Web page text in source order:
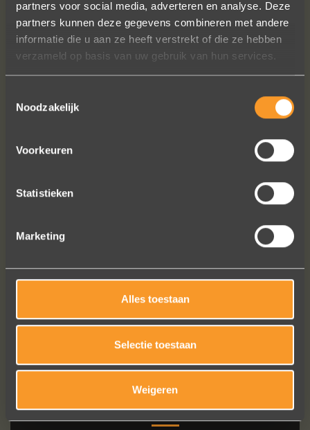
partners voor social media, adverteren en analyse. Deze
partners kunnen deze gegevens combineren met andere
informatie die u aan ze heeft verstrekt of die ze hebben
verzameld op basis van uw gebruik van hun services.
Noodzakelijk
Voorkeuren
Statistieken
Marketing
Alles toestaan
Selectie toestaan
Weigeren
ontdekten. Ze zijn gewoonweg perfect
voor ons. We hebben ongeveer een
jaar lang online naar ringen gekeken,
ontwerpen zijn uniek, goed gemaakt
WIM MEEUSSEN